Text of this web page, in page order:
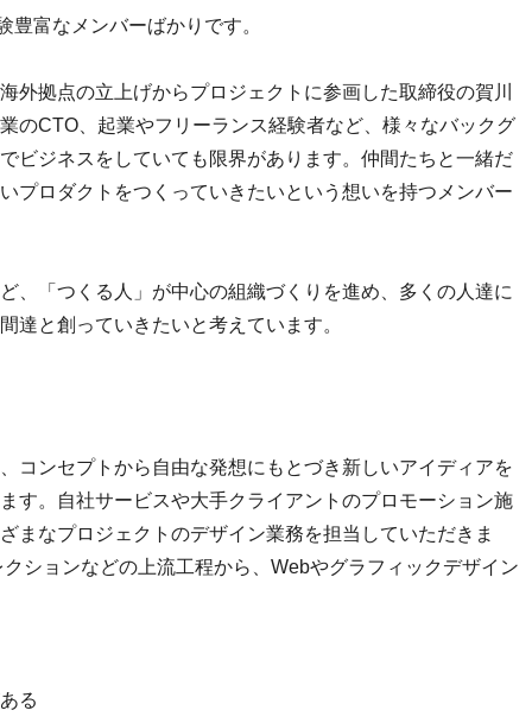
豊富なメンバーばかりです。
外拠点の立上げからプロジェクトに参画した取締役の賀川
のCTO、起業やフリーランス経験者など、様々なバックグ
ビジネスをしていても限界があります。仲間たちと一緒だ
プロダクトをつくっていきたいという想いを持つメンバー
、「つくる人」が中心の組織づくりを進め、多くの人達に
達と創っていきたいと考えています。
コンセプトから自由な発想にもとづき新しいアイディアを
す。自社サービスや大手クライアントのプロモーション施
まなプロジェクトのデザイン業務を担当していただきま
ションなどの上流工程から、Webやグラフィックデザイン
る